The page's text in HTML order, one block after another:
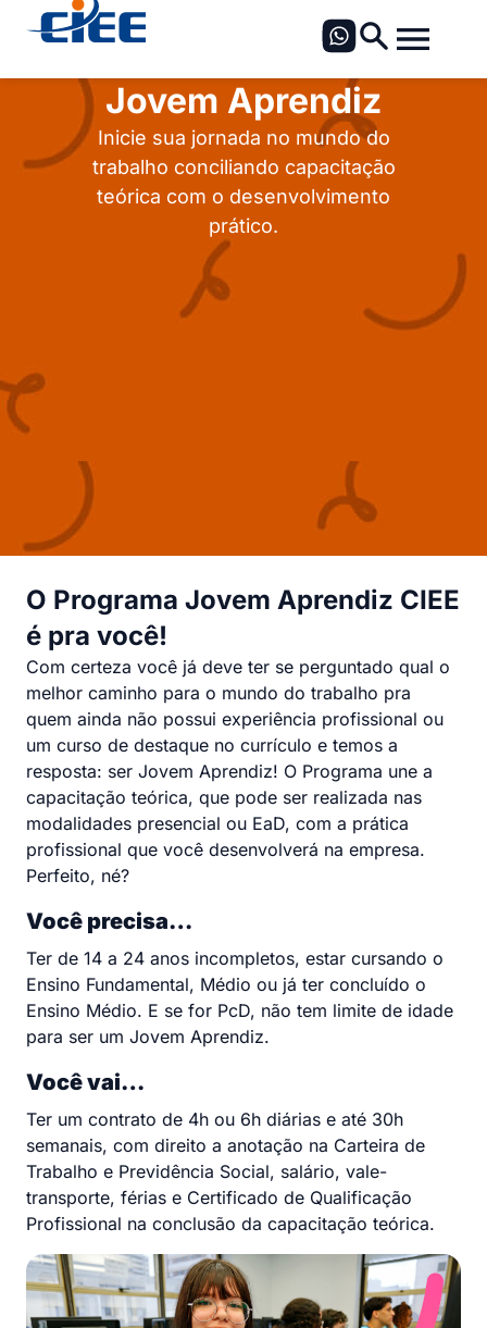
Jovem Aprendiz
Inicie sua jornada no mundo do
trabalho conciliando capacitação
teórica com o desenvolvimento
prático.
O Programa Jovem Aprendiz CIEE
é pra você!
Com certeza você já deve ter se perguntado qual o
melhor caminho para o mundo do trabalho pra
quem ainda não possui experiência profissional ou
um curso de destaque no currículo e temos a
resposta: ser Jovem Aprendiz! O Programa une a
capacitação teórica, que pode ser realizada nas
modalidades presencial ou EaD, com a prática
profissional que você desenvolverá na empresa.
Perfeito, né?
Você precisa…
Ter de 14 a 24 anos incompletos, estar cursando o
Ensino Fundamental, Médio ou já ter concluído o
Ensino Médio. E se for PcD, não tem limite de idade
para ser um Jovem Aprendiz.
Você vai…
Ter um contrato de 4h ou 6h diárias e até 30h
semanais, com direito a anotação na Carteira de
Trabalho e Previdência Social, salário, vale-
transporte, férias e Certificado de Qualificação
Profissional na conclusão da capacitação teórica.